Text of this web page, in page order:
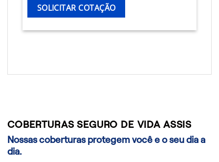
SOLICITAR COTAÇÃO
COBERTURAS SEGURO DE VIDA ASSIS
Nossas coberturas protegem você e o seu dia a
dia.